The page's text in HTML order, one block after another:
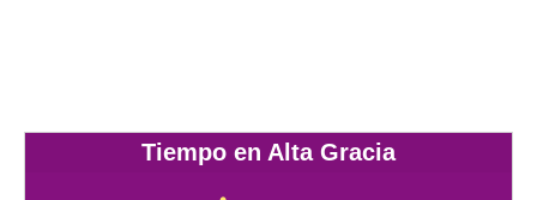
Tiempo en Alta Gracia